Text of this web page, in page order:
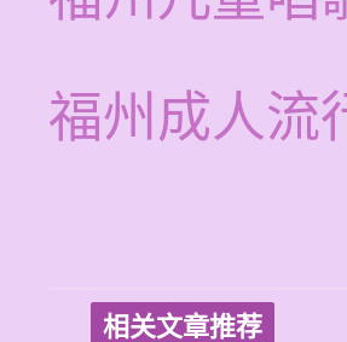
福州成人流
相关文章推荐